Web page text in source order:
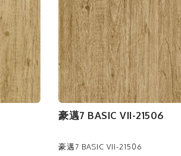
豪邁7 BASIC VII-21506
豪邁7 BASIC VII-21506